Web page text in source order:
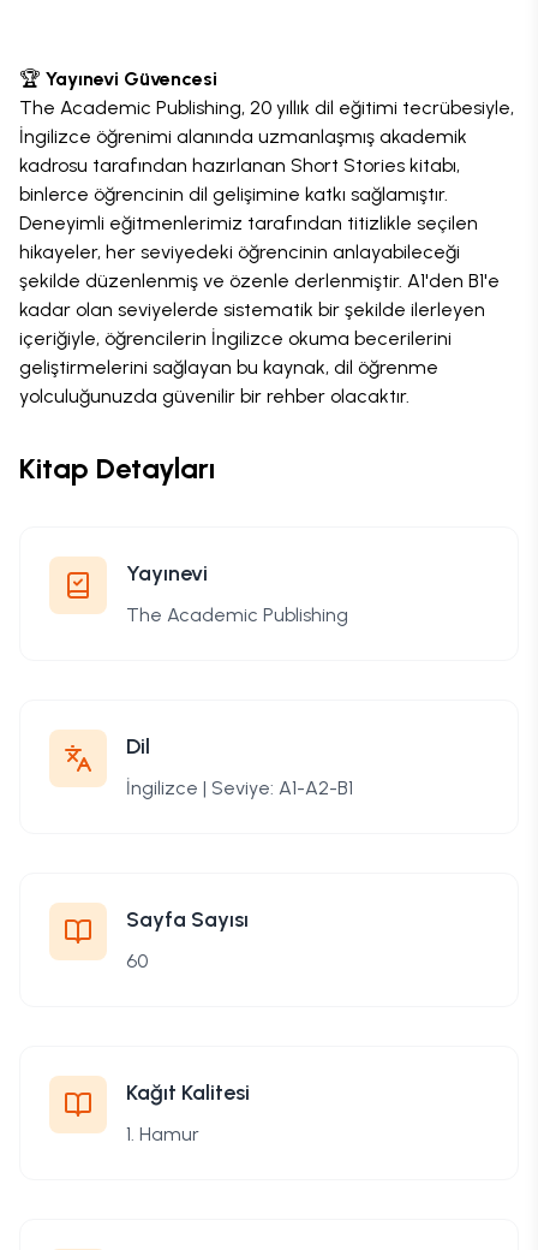
🏆 Yayınevi Güvencesi
The Academic Publishing, 20 yıllık dil eğitimi tecrübesiyle,
İngilizce öğrenimi alanında uzmanlaşmış akademik
kadrosu tarafından hazırlanan Short Stories kitabı,
binlerce öğrencinin dil gelişimine katkı sağlamıştır.
Deneyimli eğitmenlerimiz tarafından titizlikle seçilen
hikayeler, her seviyedeki öğrencinin anlayabileceği
şekilde düzenlenmiş ve özenle derlenmiştir. A1'den B1'e
kadar olan seviyelerde sistematik bir şekilde ilerleyen
içeriğiyle, öğrencilerin İngilizce okuma becerilerini
geliştirmelerini sağlayan bu kaynak, dil öğrenme
yolculuğunuzda güvenilir bir rehber olacaktır.
Kitap Detayları
Yayınevi
The Academic Publishing
Dil
İngilizce | Seviye: A1-A2-B1
Sayfa Sayısı
60
Kağıt Kalitesi
1. Hamur